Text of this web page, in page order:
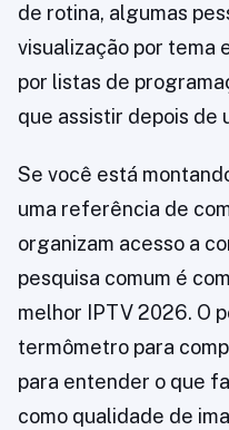
de rotina, algumas
visualização por tema
por listas de
que assistir depois de
Se você está
uma referência de
organizam acesso a
pesquisa comum é
melhor IPTV 2026. O
termômetro para
para entender o que
como qualidade de